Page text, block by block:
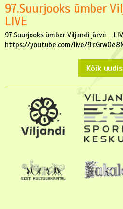
97.Suurjooks ümber
LIVE
97.Suurjooks ümber Viljandi järve -
https://youtube.com/live/
Kõik